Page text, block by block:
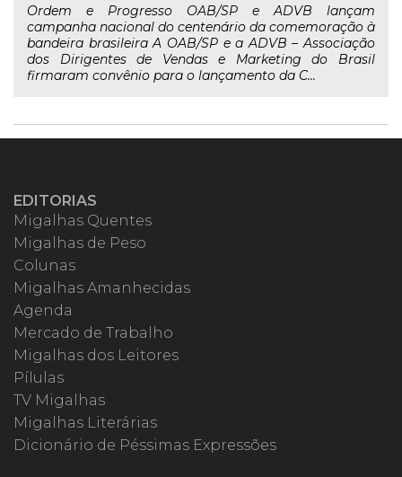
Ordem e Progresso OAB/SP e ADVB lançam
campanha nacional do centenário da comemoração à
bandeira brasileira A OAB/SP e a ADVB – Associação
dos Dirigentes de Vendas e Marketing do Brasil
firmaram convênio para o lançamento da C...
EDITORIAS
Migalhas Quentes
Migalhas de Peso
Colunas
Migalhas Amanhecidas
Agenda
Mercado de Trabalho
Migalhas dos Leitores
Pílulas
TV Migalhas
Migalhas Literárias
Dicionário de Péssimas Expressões